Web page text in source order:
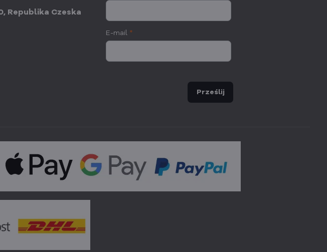
Republika Czeska
E-mail *
Prześlij